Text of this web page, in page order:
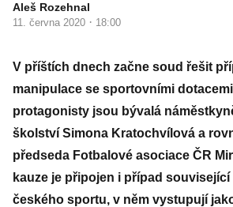
Aleš Rozehnal
11. června 2020 · 18:00
V příštích dnech začne soud řešit
manipulace se sportovními
protagonisty jsou bývalá
školství Simona Kratochvílová a
předseda Fotbalové asociace ČR
kauze je připojen i případ
českého sportu, v něm vystupují